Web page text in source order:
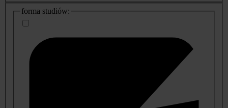
dodatkowe
informacje
forma studiów: